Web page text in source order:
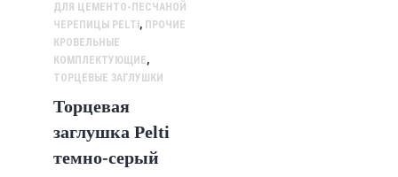
ДЛЯ ЦЕМЕНТО-ПЕСЧАНОЙ
ЧЕРЕПИЦЫ PELTI , ПРОЧИЕ
КРОВЕЛЬНЫЕ
КОМПЛЕКТУЮЩИЕ,
ТОРЦЕВЫЕ ЗАГЛУШКИ
Торцевая
заглушка Pelti
темно-серый